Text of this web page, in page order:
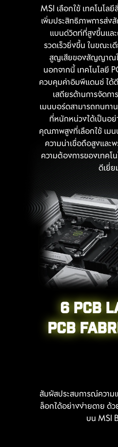
MSI เลือกใช้ เทคโนโล
เพิ่มประสิทธิภาพการส่
แบนด์วิดท์ที่สูงขึ้นแล
รวดเร็วยิ่งขึ้น ในขณะ
สูญเสียของสัญญาณ
นอกจากนี้ เทคโนโลยี
ควบคุมค่าอิมพีแดนซ์ ได้
เสถียรด้านการจัดก
เมนบอร์ดสามารถทนทา
ที่หนักหน่วงได้เป็นอ
คุณภาพสูงที่เลือกใช้ เม
ความน่าเชื่อถือสูงแล
ความต้องการของเทคโ
ดีเยี่
6 PCB
PCB
สัมผัสประสบการณ์ความ
ล็อกได้อย่างง่ายดาย ด้
บน MSI
OCP) ที่ติดตั้งมาในตั
สำคัญอย่าง พอร์ต
PWM และ CPU จากก
กลไกการป้องกันเชิงรุ
ต่อความเสียหายหรือกา
ไฟกระชาก พร้อมส่งเ
ระบบในระยะยาว ตอ
MSI ในการสร้างสรรค์
ทนทานและควา
CPU /